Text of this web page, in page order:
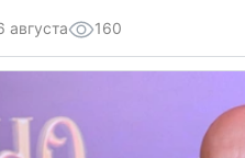
августа 160